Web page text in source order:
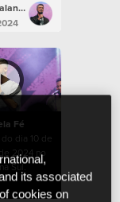
Raphael Galante
Fé
dia 10 de
2024 no
Sul.
its associated
cookies on